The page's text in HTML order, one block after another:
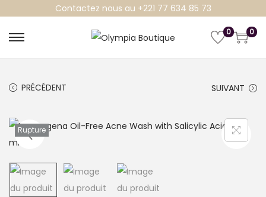
Contactez nous au +221 77 634 85 73
P
r
a
n
P
r
c
o
0 0
PRÉCÉDENT SUIVANT
Rupture